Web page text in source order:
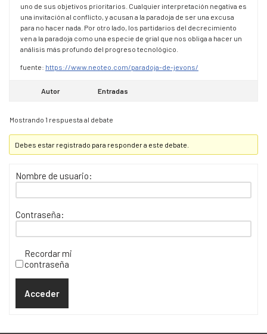
uno de sus objetivos prioritarios. Cualquier interpretación negativa es
una invitación al conflicto, y acusan a la paradoja de ser una excusa
para no hacer nada. Por otro lado, los partidarios del decrecimiento
ven a la paradoja como una especie de grial que nos obliga a hacer un
análisis más profundo del progreso tecnológico.
fuente: https://www.neoteo.com/paradoja-de-jevons/
Autor Entradas
Mostrando 1 respuesta al debate
Debes estar registrado para responder a este debate.
Nombre de usuario:
Contraseña:
Recordar mi
contraseña
Acceder